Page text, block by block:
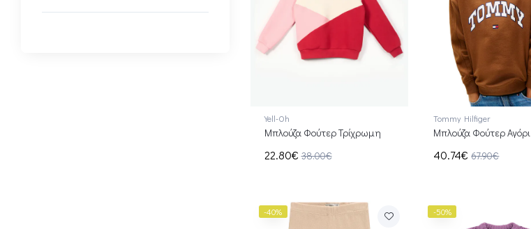
Yell-Oh
Μπλούζα Φούτερ Τρίχρωμη
22.80€ 38.00€
Tommy Hilfiger
Μπλούζα Φούτερ Αγόρι
40.74€ 67.90€
-40% -50%